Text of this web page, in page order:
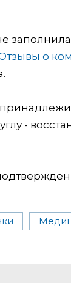
заполнила
о
-